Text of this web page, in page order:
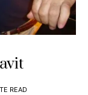
READ